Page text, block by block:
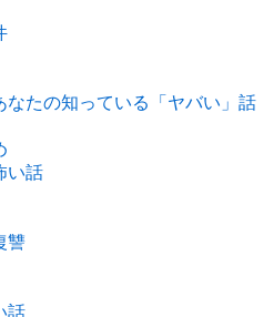
なたの知っている「ヤバい」話
い話
讐
話